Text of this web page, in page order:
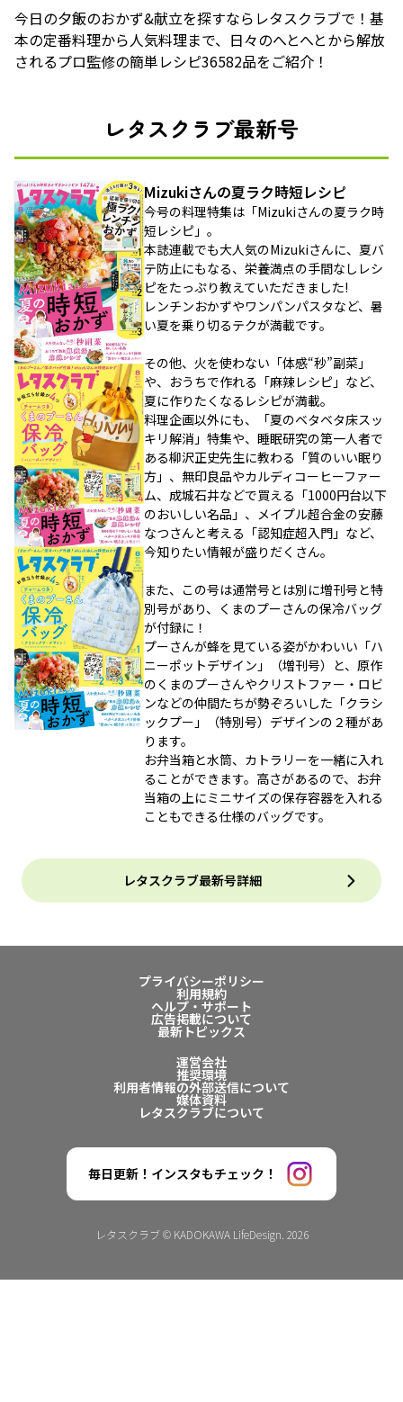
今日の夕飯のおかず&献立を探すならレタスクラブで！基
本の定番料理から人気料理まで、日々のへとへとから解放
されるプロ監修の簡単レシピ36582品をご紹介！
レタスクラブ最新号
Mizukiさんの夏ラク時短レシピ
今号の料理特集は「Mizukiさんの夏ラク時
短レシピ」。
本誌連載でも大人気のMizukiさんに、夏バ
テ防止にもなる、栄養満点の手間なしレシ
ピをたっぷり教えていただきました!
レンチンおかずやワンパンパスタなど、暑
い夏を乗り切るテクが満載です。
その他、火を使わない「体感“秒”副菜」
や、おうちで作れる「麻辣レシピ」など、
夏に作りたくなるレシピが満載。
料理企画以外にも、「夏のベタベタ床スッ
キリ解消」特集や、睡眠研究の第一人者で
ある柳沢正史先生に教わる「質のいい眠り
方」、無印良品やカルディコーヒーファー
ム、成城石井などで買える「1000円台以下
のおいしい名品」、メイプル超合金の安藤
なつさんと考える「認知症超入門」など、
今知りたい情報が盛りだくさん。
また、この号は通常号とは別に増刊号と特
別号があり、くまのプーさんの保冷バッグ
が付録に！
プーさんが蜂を見ている姿がかわいい「ハ
ニーポットデザイン」（増刊号）と、原作
のくまのプーさんやクリストファー・ロビ
ンなどの仲間たちが勢ぞろいした「クラシ
ックプー」（特別号）デザインの２種があ
ります。
お弁当箱と水筒、カトラリーを一緒に入れ
ることができます。高さがあるので、お弁
当箱の上にミニサイズの保存容器を入れる
こともできる仕様のバッグです。
レタスクラブ最新号詳細
プライバシーポリシー
利用規約
ヘルプ・サポート
広告掲載について
最新トピックス
運営会社
推奨環境
利用者情報の外部送信について
媒体資料
レタスクラブについて
毎日更新！インスタもチェック！
レタスクラブ © KADOKAWA LifeDesign. 2026